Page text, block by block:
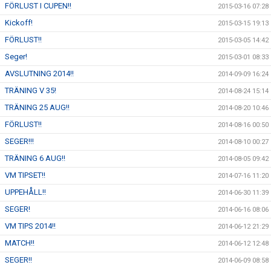
FÖRLUST I CUPEN!! 2015-03-16 07:28
Kickoff! 2015-03-15 19:13
FÖRLUST!! 2015-03-05 14:42
Seger! 2015-03-01 08:33
AVSLUTNING 2014!! 2014-09-09 16:24
TRÄNING V 35! 2014-08-24 15:14
TRÄNING 25 AUG!! 2014-08-20 10:46
FÖRLUST!! 2014-08-16 00:50
SEGER!!! 2014-08-10 00:27
TRÄNING 6 AUG!! 2014-08-05 09:42
VM TIPSET!! 2014-07-16 11:20
UPPEHÅLL!! 2014-06-30 11:39
SEGER! 2014-06-16 08:06
VM TIPS 2014!! 2014-06-12 21:29
MATCH!! 2014-06-12 12:48
SEGER!! 2014-06-09 08:58